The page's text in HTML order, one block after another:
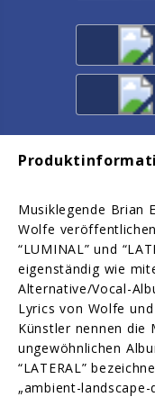
Musiklegende Brian
Wolfe
“LUMINAL” und
eigenständig wie
Alternative/Vocal-
Lyrics von Wolfe
Künstler nennen die
ungewöhnlichen
“LATERAL”
„ambient-